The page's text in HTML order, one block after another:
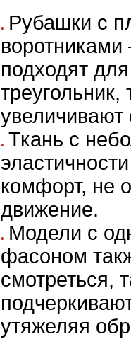
Рубашки с
подходят
треугольник,
Ткань с
комфорт, не
движение.
Модели с
фасоном
смотреться,
утяжеляя